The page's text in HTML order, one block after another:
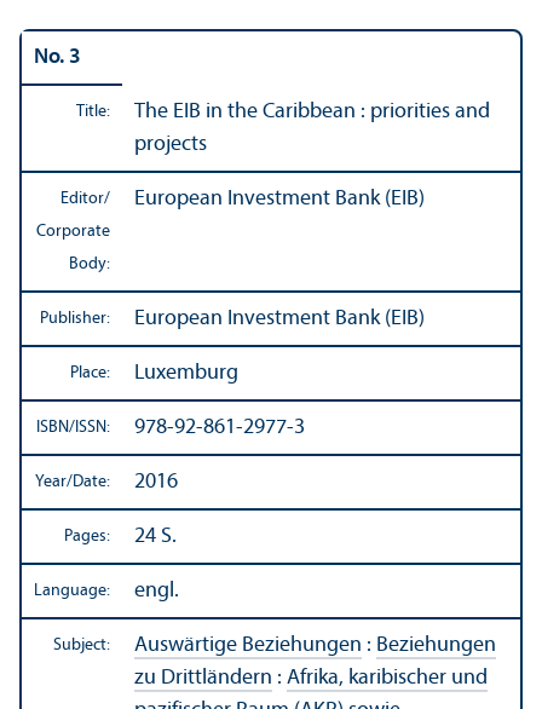
No. 3
Title:
The EIB in the Caribbean : priorities and
projects
Editor/
Corporate
Body:
European Investment Bank (EIB)
Publisher: European Investment Bank (EIB)
Place: Luxemburg
ISBN/ISSN: 978-92-861-2977-3
Year/Date: 2016
Pages: 24 S.
Language: engl.
Subject: Auswärtige Beziehungen : Beziehungen
zu Drittländern : Afrika, karibischer und